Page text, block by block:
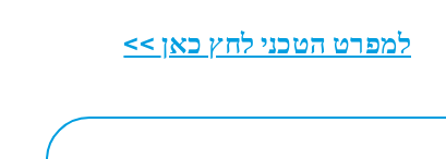
למפרט הטכני לחץ כאן